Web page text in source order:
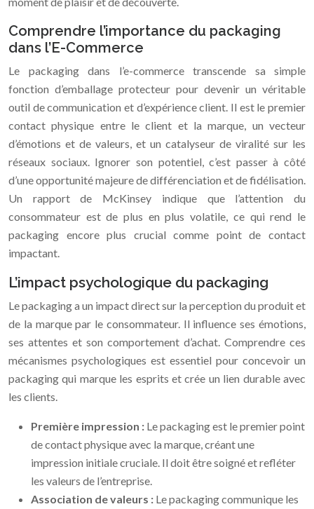
Comprendre l’importance du packaging
dans l’E-Commerce
Le packaging dans l’e-commerce transcende sa simple
fonction d’emballage protecteur pour devenir un véritable
outil de communication et d’expérience client. Il est le premier
contact physique entre le client et la marque, un vecteur
d’émotions et de valeurs, et un catalyseur de viralité sur les
réseaux sociaux. Ignorer son potentiel, c’est passer à côté
d’une opportunité majeure de différenciation et de fidélisation.
Un rapport de McKinsey indique que l’attention du
consommateur est de plus en plus volatile, ce qui rend le
packaging encore plus crucial comme point de contact
impactant.
L’impact psychologique du packaging
Le packaging a un impact direct sur la perception du produit et
de la marque par le consommateur. Il influence ses émotions,
ses attentes et son comportement d’achat. Comprendre ces
mécanismes psychologiques est essentiel pour concevoir un
packaging qui marque les esprits et crée un lien durable avec
les clients.
Première impression : Le packaging est le premier point
de contact physique avec la marque, créant une
impression initiale cruciale. Il doit être soigné et refléter
les valeurs de l’entreprise.
Association de valeurs : Le packaging communique les